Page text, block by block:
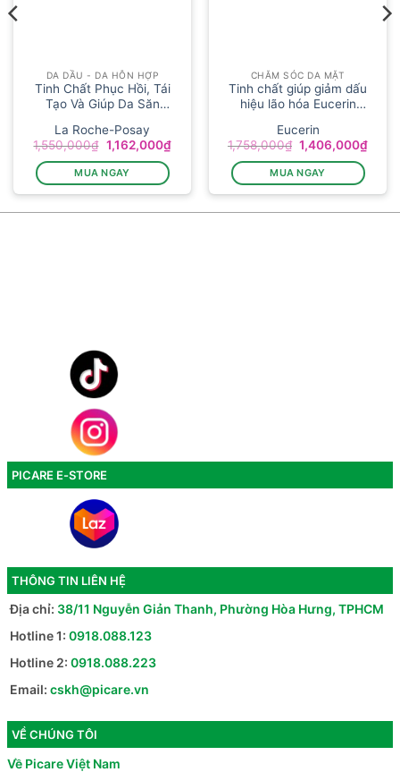
DA DẦU - DA HỖN HỢP
Tinh Chất Phục Hồi, Tái
Tạo Và Giúp Da Săn
Hyalu B5 Serum 30ml
La Roche-Posay
1,550,000₫ Giá
gốc
là:
1,550,000₫.
1,162,000₫Giá
hiện
1,162,000₫.
MUA NGAY
CHĂM SÓC DA MẶT
Tinh chất giúp giảm dấu
hiệu lão hóa Eucerin
Serum 30ml
Eucerin
1,758,000₫ Giá
gốc
là:
1,758,000₫.
1,406,000₫Giá
MUA NGAY
PICARE E-STORE
THÔNG TIN LIÊN HỆ
Địa chỉ: 38/11 Nguyễn Giản Thanh, Phường Hòa Hưng, TPHCM
Hotline 1: 0918.088.123
Hotline 2: 0918.088.223
Email: cskh@picare.vn
VỀ CHÚNG TÔI
Về Picare Việt Nam